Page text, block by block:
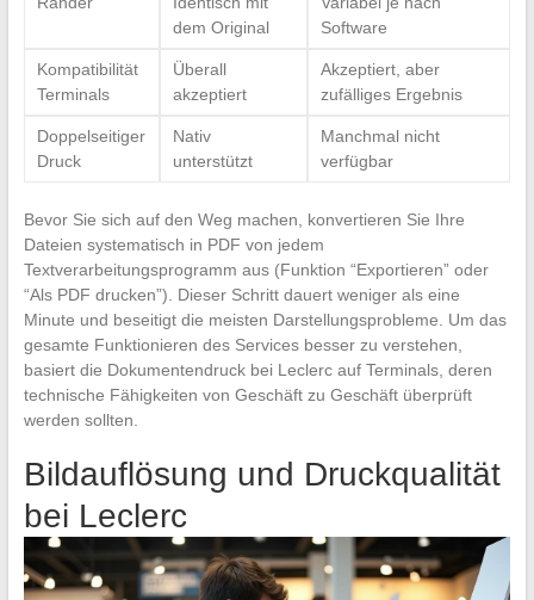
dem Original
Software
Kompatibilität
Terminals
Überall
akzeptiert
Akzeptiert, aber
zufälliges Ergebnis
Doppelseitiger
Druck
Nativ
unterstützt
Manchmal nicht
verfügbar
Bevor Sie sich auf den Weg machen, konvertieren Sie Ihre
Dateien systematisch in PDF von jedem
Textverarbeitungsprogramm aus (Funktion “Exportieren” oder
“Als PDF drucken”). Dieser Schritt dauert weniger als eine
Minute und beseitigt die meisten Darstellungsprobleme. Um das
gesamte Funktionieren des Services besser zu verstehen,
basiert die Dokumentendruck bei Leclerc auf Terminals, deren
technische Fähigkeiten von Geschäft zu Geschäft überprüft
werden sollten.
Bildauflösung und Druckqualität
bei Leclerc